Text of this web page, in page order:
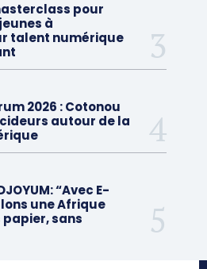
pour
à
talent numérique
2026 : Cotonou
autour de la
“Avec E-
une Afrique
papier, sans